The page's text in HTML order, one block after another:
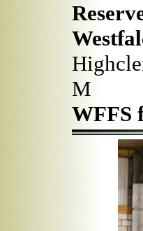
M
WFFS